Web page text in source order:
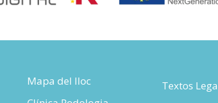
Mapa del lloc
Textos